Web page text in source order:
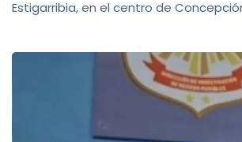
Estigarribia, en el centro de